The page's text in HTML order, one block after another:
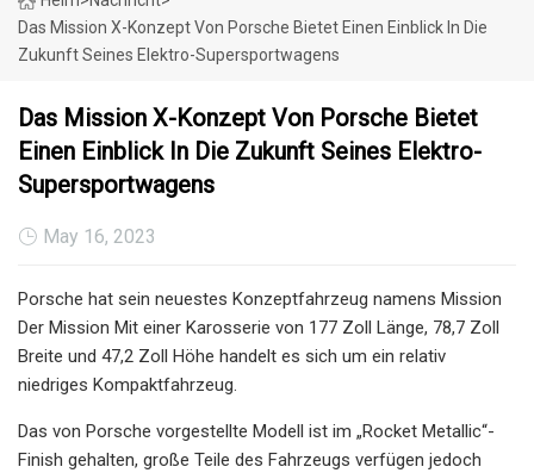
Das Mission X-Konzept Von Porsche Bietet Einen Einblick In Die
Zukunft Seines Elektro-Supersportwagens
Das Mission X-Konzept Von Porsche Bietet
Einen Einblick In Die Zukunft Seines Elektro-
Supersportwagens
May 16, 2023
Porsche hat sein neuestes Konzeptfahrzeug namens Mission
Der Mission Mit einer Karosserie von 177 Zoll Länge, 78,7 Zoll
Breite und 47,2 Zoll Höhe handelt es sich um ein relativ
niedriges Kompaktfahrzeug.
Das von Porsche vorgestellte Modell ist im „Rocket Metallic“-
Finish gehalten, große Teile des Fahrzeugs verfügen jedoch